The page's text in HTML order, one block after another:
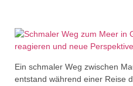
Ein schmaler Weg zwischen
entstand während einer Reise